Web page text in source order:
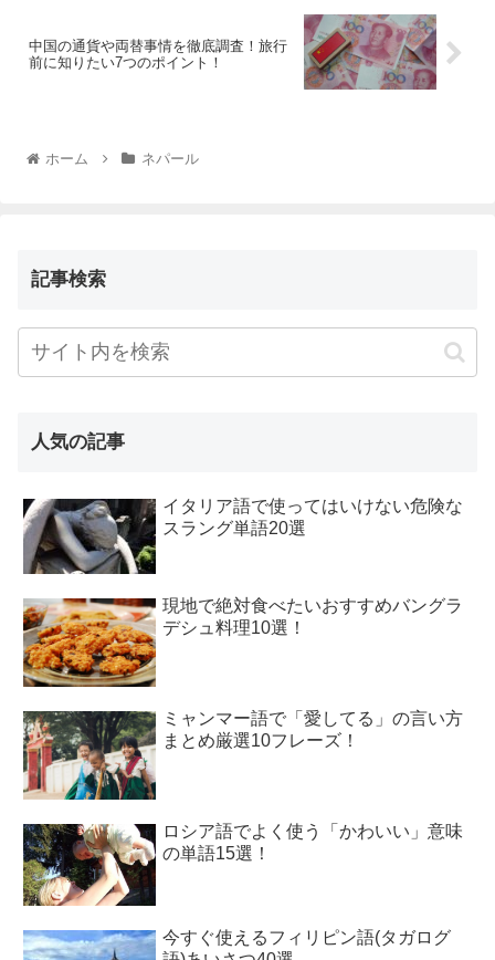
中国の通貨や両替事情を徹底調査！旅行
前に知りたい7つのポイント！
ホーム ネパール
記事検索
人気の記事
イタリア語で使ってはいけない危険な
スラング単語20選
現地で絶対食べたいおすすめバングラ
デシュ料理10選！
ミャンマー語で「愛してる」の言い方
まとめ厳選10フレーズ！
ロシア語でよく使う「かわいい」意味
の単語15選！
今すぐ使えるフィリピン語(タガログ